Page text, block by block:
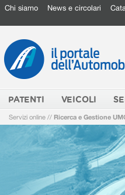
Chi siamo News e circolari
PATENTI VEICOLI
Servizi online // Ricerca e Gestione